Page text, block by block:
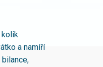
kolik
a namíří